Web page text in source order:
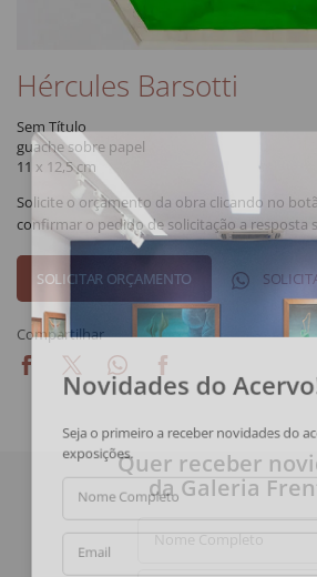
Hércules Barsotti
Sem Título
guache sobre papel
11 x 12,5 cm
Solicite o orçamento da obra clicando no
confirmar o pedido de solicitação a resposta
Compartilhar
Novidades do
Seja o primeiro a receber novidades do
exposições.
Nome Completo
Email
Quer receber
da Galeria
Nome Completo